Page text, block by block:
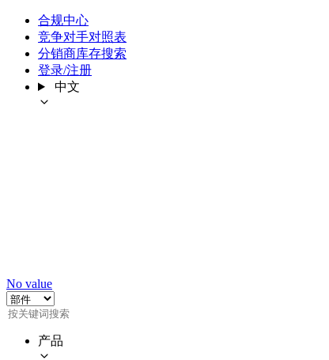
合规中心
竞争对手对照表
分销商库存搜索
登录/注册
中文
No value
产品